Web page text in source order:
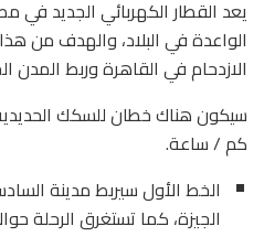
يعد القطار الكهربائي الجديد في
الواعدة في البلاد، والهدف من
الازدحام في القاهرة وربط
كم / ساعة.
الخط الأول سيربط مدينة
الجيزة، كما تستغرق الرحلة حوالي 32